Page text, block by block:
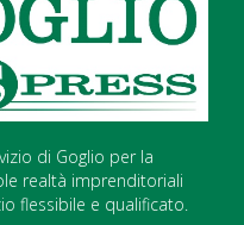
di Goglio per la
realtà imprenditoriali
flessibile e qualificato.